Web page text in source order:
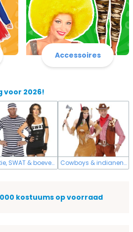
Accessoires
voor 2026!
Politie, SWAT & boeven kostuum Cowboys & indianen kostuum
kostuums op voorraad